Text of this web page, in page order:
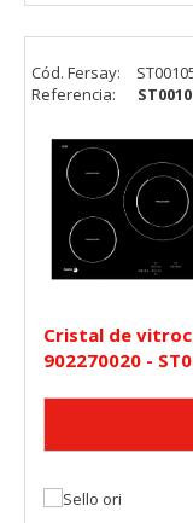
Cristal de
902270020 -
Cód. Fersay:
Referencia: